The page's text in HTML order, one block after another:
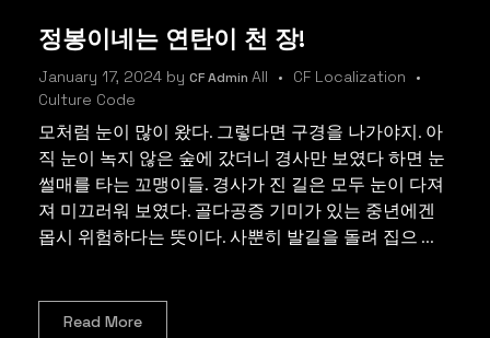
정봉이네는 연탄이 천 장!
January 17, 2024 by CF Admin All
CF Localization
Culture Code
모처럼 눈이 많이 왔다. 그렇다면 구경을 나가야지. 아
직 눈이 녹지 않은 숲에 갔더니 경사만 보였다 하면 눈
썰매를 타는 꼬맹이들. 경사가 진 길은 모두 눈이 다져
져 미끄러워 보였다. 골다공증 기미가 있는 중년에겐
몹시 위험하다는 뜻이다. 사뿐히 발길을 돌려 집으 ...
Read More